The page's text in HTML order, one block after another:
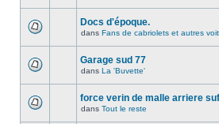
Docs d'époque.
dans Fans de cabriolets et autres
Garage sud 77
dans La 'Buvette'
force verin de malle arriere
dans Tout le reste